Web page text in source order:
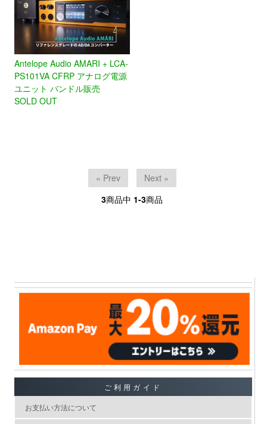
Antelope Audio AMARI + LCA-
PS101VA CFRP アナログ電源
ユニット バンドル販売
SOLD OUT
« Prev
Next »
3商品中 1-3商品
ご利用ガイド
お支払い方法について